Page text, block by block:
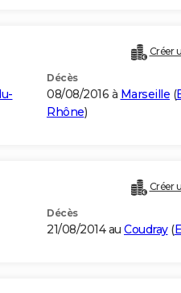
Créer
Décès
08/08/2016 à Marseille (
Rhône)
Créer
Décès
21/08/2014 au Coudray(